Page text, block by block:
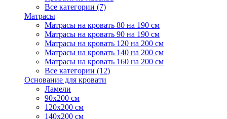
Все категории (7)
Матрасы
Матрасы на кровать 80 на 190 см
Матрасы на кровать 90 на 190 см
Матрасы на кровать 120 на 200 см
Матрасы на кровать 140 на 200 см
Матрасы на кровать 160 на 200 см
Все категории (12)
Основание для кровати
Ламели
90х200 см
120х200 см
140х200 см